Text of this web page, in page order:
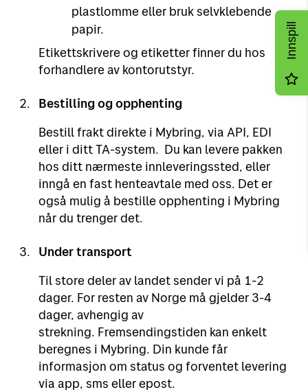
plastlomme eller bruk selvklebende
papir.
Etikettskrivere og etiketter finner du hos
forhandlere av kontorutstyr.
Bestilling og opphenting
Bestill frakt direkte i Mybring, via API, EDI
eller i ditt TA-system. Du kan levere pakken
hos ditt nærmeste innleveringssted, eller
inngå en fast henteavtale med oss. Det er
også mulig å bestille opphenting i Mybring
når du trenger det.
Under transport
Til store deler av landet sender vi på 1-2
dager. For resten av Norge må gjelder 3-4
dager, avhengig av
strekning. Fremsendingstiden kan enkelt
beregnes i Mybring. Din kunde får
informasjon om status og forventet levering
via app, sms eller epost.
Innspill